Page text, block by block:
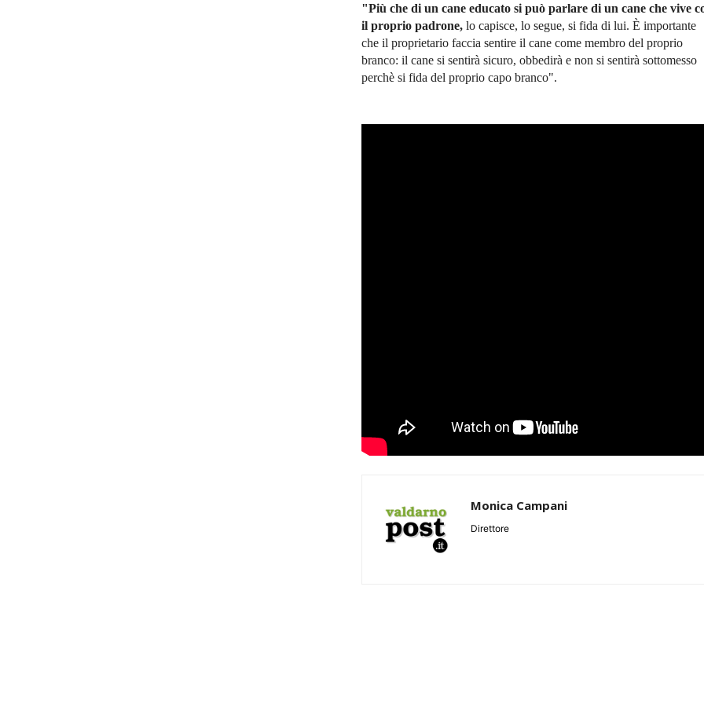
"Più che di un cane educato si può parlare di un cane che vive
il proprio padrone, lo capisce, lo segue, si fida di lui. È importante
che il proprietario faccia sentire il cane come membro del proprio
branco: il cane si sentirà sicuro, obbedirà e non si sentirà sottomesso
perchè si fida del proprio capo branco".
Monica Campani
Direttore